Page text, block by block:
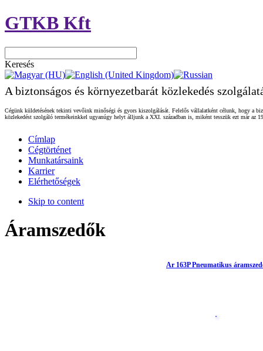
GTKB Kft
Keresés
A biztonságos és környezetbarát közlekedés
Cégünk küldetésének tekinti vevőink minőségi és gyors kiszolgálását. Felelős vállalatként célunk, hogy a
közlekedést szolgáló termékeinkkel ugyanúgy helyt álljunk a XXI. században is, miként tesszük ezt már az
Címlap
Cégtörténet
Munkatársaink
Karrier
Elérhetőségek
Skip to content
Áramszedők
Ar 163P Pneumatikus